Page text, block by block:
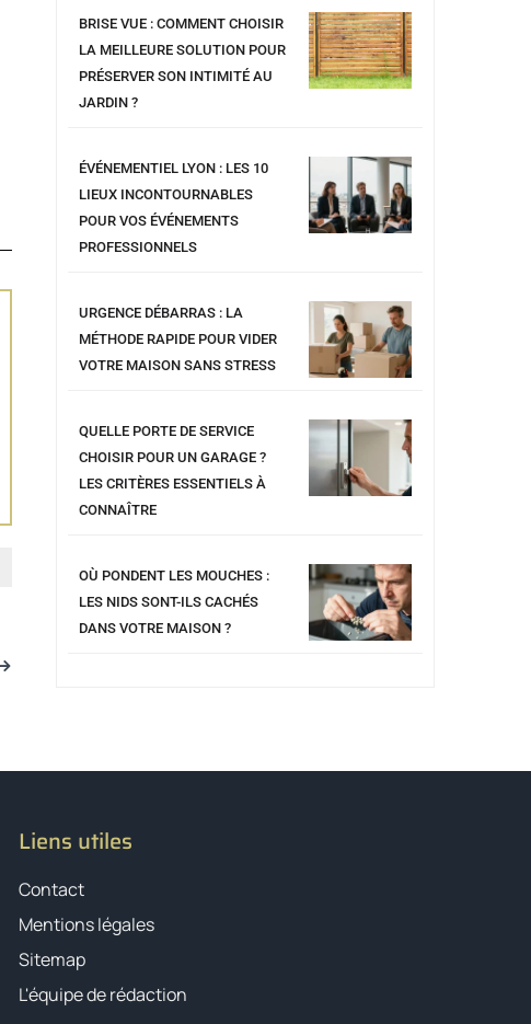
BRISE VUE : COMMENT CHOISIR
LA MEILLEURE SOLUTION POUR
PRÉSERVER SON INTIMITÉ AU
JARDIN ?
ÉVÉNEMENTIEL LYON : LES 10
LIEUX INCONTOURNABLES
POUR VOS ÉVÉNEMENTS
PROFESSIONNELS
URGENCE DÉBARRAS : LA
MÉTHODE RAPIDE POUR VIDER
VOTRE MAISON SANS STRESS
QUELLE PORTE DE SERVICE
CHOISIR POUR UN GARAGE ?
LES CRITÈRES ESSENTIELS À
CONNAÎTRE
OÙ PONDENT LES MOUCHES :
LES NIDS SONT-ILS CACHÉS
DANS VOTRE MAISON ?
Liens utiles
Contact
Mentions légales
Sitemap
L'équipe de rédaction